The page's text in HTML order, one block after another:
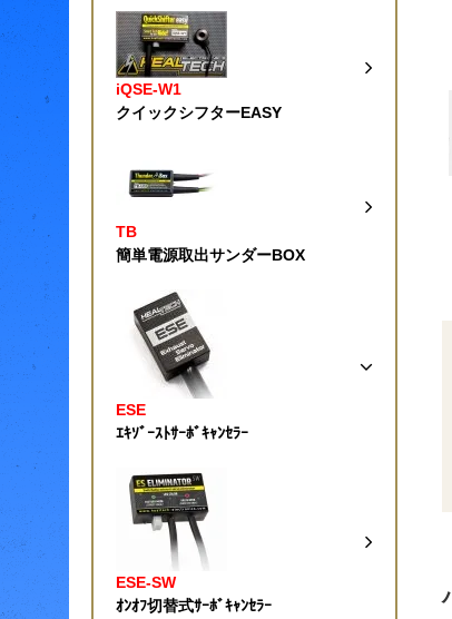
iQSE-W1
クイックシフターEASY
TB
簡単電源取出サンダーBOX
ESE
ｴｷｿﾞｰｽﾄｻｰﾎﾞｷｬﾝｾﾗｰ
ESE-SW
ｵﾝｵﾌ切替式ｻｰﾎﾞｷｬﾝｾﾗｰ